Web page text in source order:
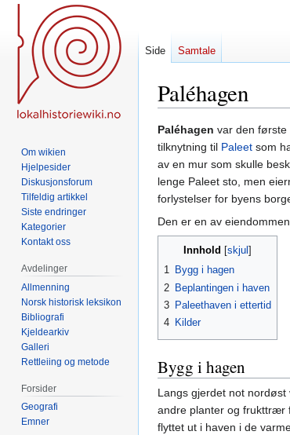
Paléhagen
Hopp
til
navigering
Hopp
til
søk
Paléhagen var den første
tilknytning til Paleet som
av en mur som skulle
lenge Paleet sto, men
forlystelser for byens
Den er en av
Innhold
1 Bygg i hagen
2 Beplantingen i haven
3 Paleethaven i ettertid
4 Kilder
Bygg i hagen
Langs gjerdet not
andre planter og frukttrær
flyttet ut i haven i de
Side Samtale
Om wikien
Hjelpesider
Diskusjonsforum
Tilfeldig artikkel
Siste endringer
Kategorier
Kontakt oss
Avdelinger
Allmenning
Norsk historisk leksikon
Bibliografi
Kjeldearkiv
Galleri
Rettleiing og metode
Forsider
Geografi
Emner